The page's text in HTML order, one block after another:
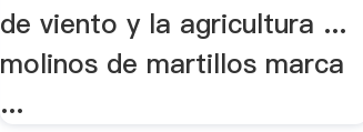
de viento y la agricultura ...
molinos de martillos marca
...